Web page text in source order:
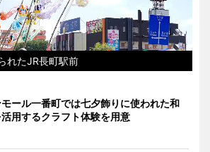
れたJR長町駅前
ール一番町では七夕飾りに使われた和
用するクラフト体験を用意